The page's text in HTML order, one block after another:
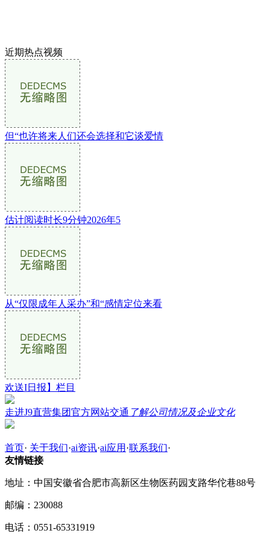
近期热点视频
但“也许将来人们还会选择和它谈爱情
估计阅读时长9分钟2026年5
从“仅限成年人采办”和“感情定位来看
欢送I日报】栏目
走进J9直营集团官方网站交通 了解公司情况及企业文化
首页· 关于我们·ai资讯·ai应用 ·联系我们·
友情链接
地址：中国安徽省合肥市高新区生物医药园支路华佗巷88号
邮编：230088
电话：0551-65331919